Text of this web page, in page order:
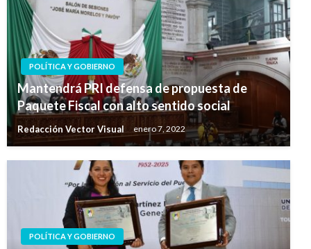
POLÍTICA Y GOBIERNO
Mantendrá PRI defensa de propuesta de
Paquete Fiscal con alto sentido social
Redacción Vector Visual enero 7, 2022
POLÍTICA Y GOBIERNO